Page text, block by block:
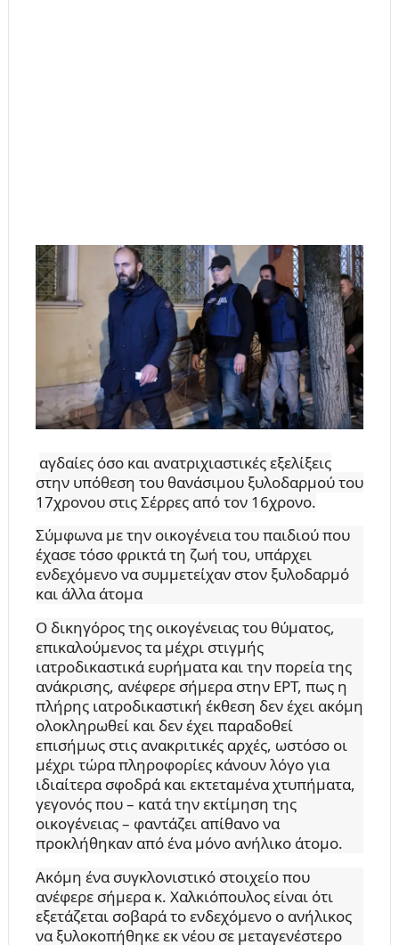
αγδαίες όσο και ανατριχιαστικές εξελίξεις
στην υπόθεση του θανάσιμου ξυλοδαρμού του
17χρονου στις Σέρρες από τον 16χρονο.
Σύμφωνα με την οικογένεια του παιδιού που
έχασε τόσο φρικτά τη ζωή του, υπάρχει
ενδεχόμενο να συμμετείχαν στον ξυλοδαρμό
και άλλα άτομα
Ο δικηγόρος της οικογένειας του θύματος,
επικαλούμενος τα μέχρι στιγμής
ιατροδικαστικά ευρήματα και την πορεία της
ανάκρισης, ανέφερε σήμερα στην ΕΡΤ, πως η
πλήρης ιατροδικαστική έκθεση δεν έχει ακόμη
ολοκληρωθεί και δεν έχει παραδοθεί
επισήμως στις ανακριτικές αρχές, ωστόσο οι
μέχρι τώρα πληροφορίες κάνουν λόγο για
ιδιαίτερα σφοδρά και εκτεταμένα χτυπήματα,
γεγονός που – κατά την εκτίμηση της
οικογένειας – φαντάζει απίθανο να
προκλήθηκαν από ένα μόνο ανήλικο άτομο.
Ακόμη ένα συγκλονιστικό στοιχείο που
ανέφερε σήμερα κ. Χαλκιόπουλος είναι ότι
εξετάζεται σοβαρά το ενδεχόμενο ο ανήλικος
να ξυλοκοπήθηκε εκ νέου σε μεταγενέστερο